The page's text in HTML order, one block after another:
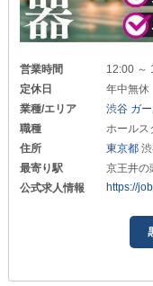
営業時間
12:00 ～
定休日
年中無休
業種/エリア
渋谷 ガ
職種
ホールス
住所
東京都
最寄り駅
京王井の
公式求人情報
https://